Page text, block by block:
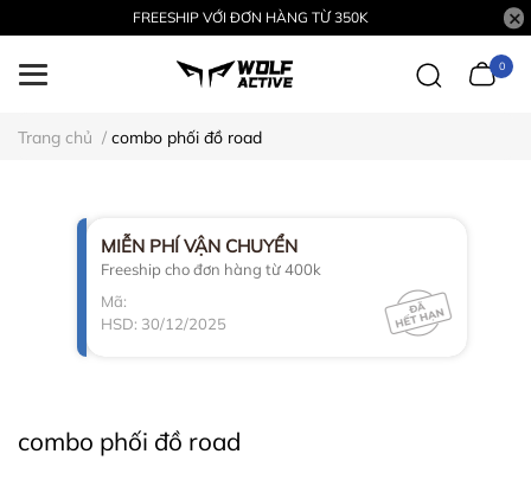
FREESHIP VỚI ĐƠN HÀNG TỪ 350K
0
Trang chủ / combo phối đồ road
MIỄN PHÍ VẬN CHUYỂN
Freeship cho đơn hàng từ 400k
Mã:
HSD: 30/12/2025
combo phối đồ road